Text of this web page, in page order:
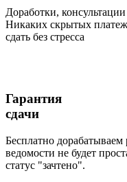
Доработки,
Никаких скрытых
сдать без стресса
Гарантия
сдачи
Бесплатно
ведомости не будет
статус "зачтено".